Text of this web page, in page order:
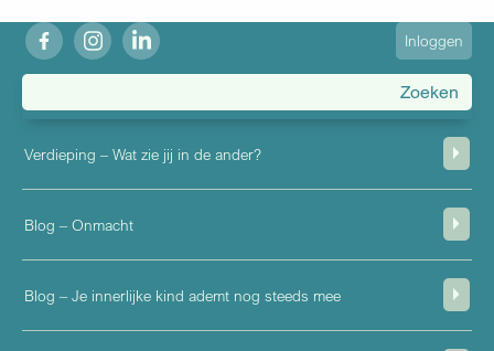
fb ig in
User
account
menu
Inloggen
Verdieping – Wat zie jij in de ander?
Blog – Onmacht
Blog – Je innerlijke kind ademt nog steeds mee